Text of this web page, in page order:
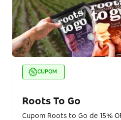
CUPOM
Roots To Go
Cupom Roots to Go de 15%